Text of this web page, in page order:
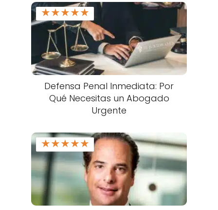
★★★★★
Defensa Penal Inmediata: Por
Qué Necesitas un Abogado
Urgente
★★★★★